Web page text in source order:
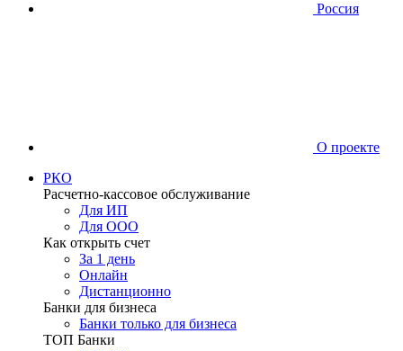
Россия
О проекте
РКО
Расчетно-кассовое обслуживание
Для ИП
Для ООО
Как открыть счет
За 1 день
Онлайн
Дистанционно
Банки для бизнеса
Банки только для бизнеса
ТОП Банки